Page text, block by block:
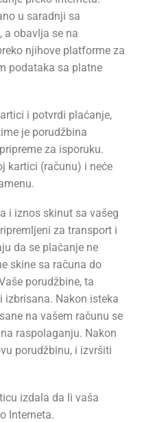
u saradnji sa
, a obavlja se na
njihove platforme za
podataka sa platne
i potvrdi plaćanje,
je porudžbina
za isporuku.
kartici (računu) i neće
i iznos skinut sa vašeg
za transport i
da se plaćanje ne
skine sa računa do
porudžbine, ta
izbrisana. Nakon isteka
na vašem računu se
raspolaganju. Nakon
porudžbinu, i izvršiti
izdala da li vaša
Interneta.